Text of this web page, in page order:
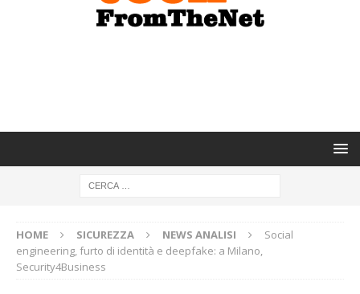
HOME SICUREZZA NEWS ANALISI
Social
engineering, furto di identità e deepfake: a Milano,
Security4Business